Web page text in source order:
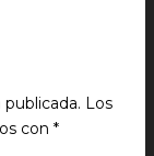
Los
con*